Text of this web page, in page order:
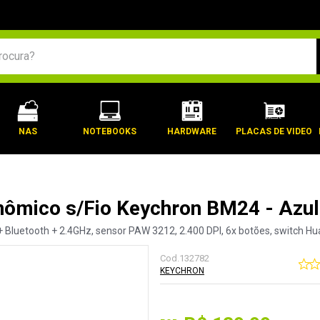
NAS NOTEBOOKS HARDWARE PLACAS DE VIDEO
s/Fio Keychron BM24 -
+ 2.4GHz, sensor PAW 3212, 2.400 DPI, 6x botões, switch
Cod.132782
KEYCHRON